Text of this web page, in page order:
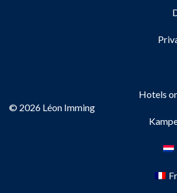
© 2026 Léon Imming
Hotels